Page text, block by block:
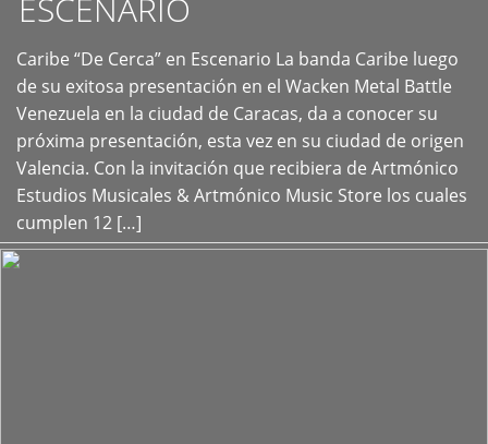
ESCENARIO
Caribe “De Cerca” en Escenario La banda Caribe luego
de su exitosa presentación en el Wacken Metal Battle
Venezuela en la ciudad de Caracas, da a conocer su
próxima presentación, esta vez en su ciudad de origen
Valencia. Con la invitación que recibiera de Artmónico
Estudios Musicales & Artmónico Music Store los cuales
cumplen 12 […]
+